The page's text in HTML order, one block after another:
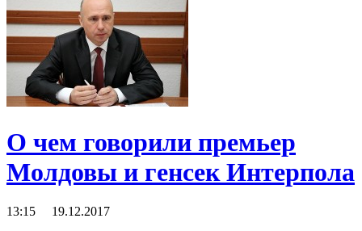
О чем говорили премьер
Молдовы и генсек Интерпола
13:15 19.12.2017